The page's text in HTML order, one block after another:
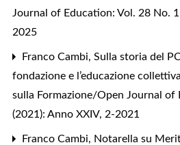
Journal of Education: Vol. 28 No.
2025
Franco Cambi, Sulla storia del
fondazione e l’educazione
sulla Formazione/Open Journal of
(2021): Anno XXIV, 2-2021
Franco Cambi, Notarella su